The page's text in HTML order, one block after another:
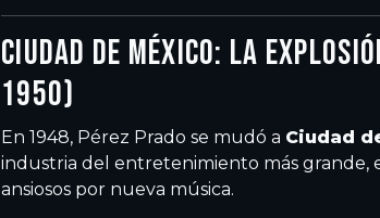
CIUDAD DE MÉXICO: LA
1950)
En 1948, Pérez Prado se mudó a Ciudad
industria del entretenimiento más grande,
ansiosos por nueva música.